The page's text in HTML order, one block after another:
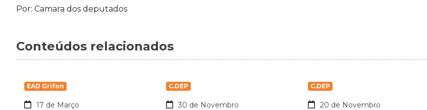
Por: Camara dos deputados
Conteúdos relacionados
EAD Grifon
17 de Março
C.DEP
30 de Novembro
C.DEP
20 de Novembro